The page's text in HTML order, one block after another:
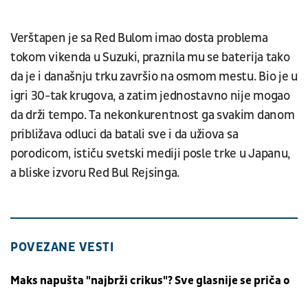
Verštapen je sa Red Bulom imao dosta problema
tokom vikenda u Suzuki, praznila mu se baterija tako
da je i današnju trku završio na osmom mestu. Bio je u
igri 30-tak krugova, a zatim jednostavno nije mogao
da drži tempo. Ta nekonkurentnost ga svakim danom
približava odluci da batali sve i da užiova sa
porodicom, ističu svetski mediji posle trke u Japanu,
a bliske izvoru Red Bul Rejsinga.
POVEZANE VESTI
Maks napušta "najbrži crikus"? Sve glasnije se priča o